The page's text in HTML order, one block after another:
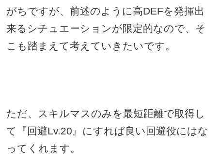
がちですが、前述のように高DEFを発揮出
来るシチュエーションが限定的なので、そ
こも踏まえて考えていきたいです。
ただ、スキルマスのみを最短距離で取得し
て『回避Lv.20』にすれば良い回避役にはな
ってくれます。